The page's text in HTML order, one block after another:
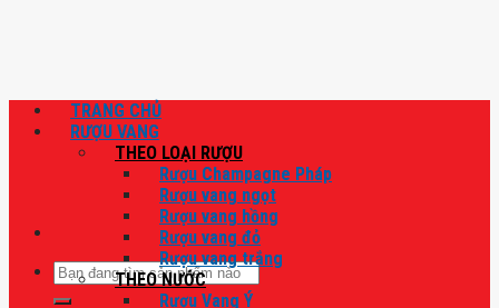
Tìm
kiếm:
TRANG CHỦ
RƯỢU VANG
THEO LOẠI RƯỢU
Rượu Champagne Pháp
Rượu vang ngọt
Rượu vang hồng
Rượu vang đỏ
Rượu vang trắng
THEO NƯỚC
Rượu Vang Ý